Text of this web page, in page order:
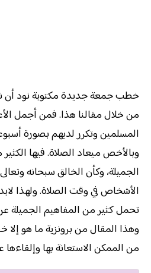
خطب جمعة جديدة مكتوبة نود أن
من خلال مقالنا هذا. فمن أجمل
المسلمين وتكرر لديهم بصورة
وبالأخص ميعاد الصلاة. فيها
الجميلة، وكأن الخالق سبحانه
الأشخاص في وقت الصلاة. ولهذا
تحمل كثير من المفاهيم الجميلة
وهذا المقال من برونزية ما هو إلا
من الممكن الاستعانة بها